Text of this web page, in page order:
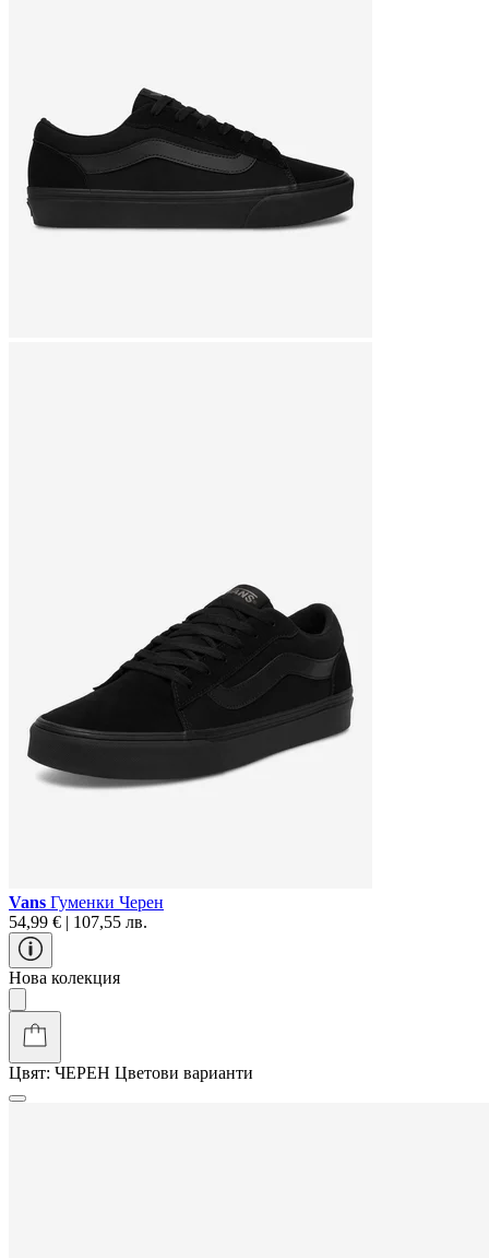
Vans Гуменки Черен
54,99 € | 107,55 лв.
Нова колекция
Цвят: ЧЕРЕН Цветови варианти